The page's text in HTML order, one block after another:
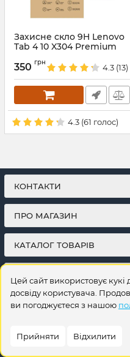
Захисне скло 9H Lenovo
Tab 4 10 X304 Premium
350 грн
4.3 (13)
4.3 (61 голос)
КОНТАКТИ
ПРО МАГАЗИН
КАТАЛОГ ТОВАРІВ
© 2026
Цей сайт використовує
досвіду користувача.
ви погоджуєтеся з нашою
Прийняти Відхилити